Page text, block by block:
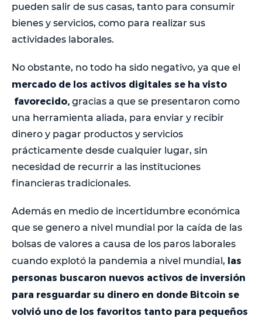
pueden salir de sus casas, tanto para consumir
bienes y servicios, como para realizar sus
actividades laborales.
No obstante, no todo ha sido negativo, ya que el
mercado de los activos digitales se ha visto
favorecido, gracias a que se presentaron como
una herramienta aliada, para enviar y recibir
dinero y pagar productos y servicios
prácticamente desde cualquier lugar, sin
necesidad de recurrir a las instituciones
financieras tradicionales.
Además en medio de incertidumbre económica
que se genero a nivel mundial por la caída de las
bolsas de valores a causa de los paros laborales
cuando explotó la pandemia a nivel mundial, las
personas buscaron nuevos activos de inversión
para resguardar su dinero en donde Bitcoin se
volvió uno de los favoritos tanto para pequeños